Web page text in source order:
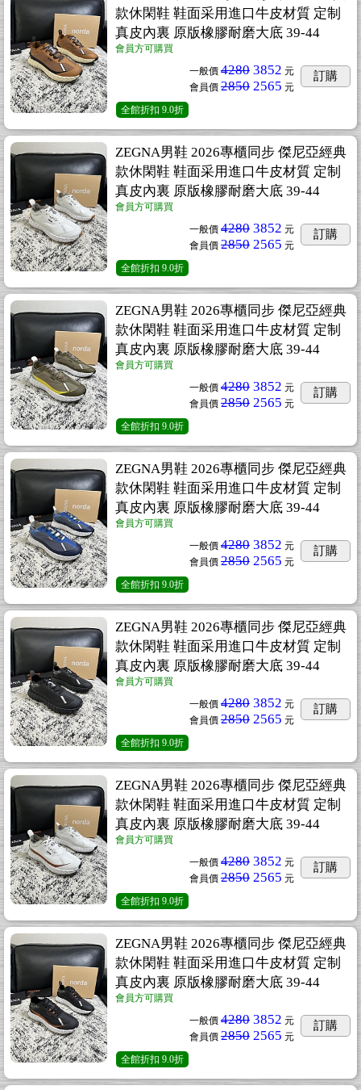
款休閑鞋 鞋面采用進口牛皮材質 定制
真皮內裏 原版橡膠耐磨大底 39-44
會員方可購買
一般價 4280 3852 元
會員價 2850 2565 元
訂購
全館折扣 9.0折
ZEGNA男鞋 2026專櫃同步 傑尼亞經典
款休閑鞋 鞋面采用進口牛皮材質 定制
真皮內裏 原版橡膠耐磨大底 39-44
會員方可購買
一般價 4280 3852 元
會員價 2850 2565 元
訂購
全館折扣 9.0折
ZEGNA男鞋 2026專櫃同步 傑尼亞經典
款休閑鞋 鞋面采用進口牛皮材質 定制
真皮內裏 原版橡膠耐磨大底 39-44
會員方可購買
一般價 4280 3852 元
會員價 2850 2565 元
訂購
全館折扣 9.0折
ZEGNA男鞋 2026專櫃同步 傑尼亞經典
款休閑鞋 鞋面采用進口牛皮材質 定制
真皮內裏 原版橡膠耐磨大底 39-44
會員方可購買
一般價 4280 3852 元
會員價 2850 2565 元
訂購
全館折扣 9.0折
ZEGNA男鞋 2026專櫃同步 傑尼亞經典
款休閑鞋 鞋面采用進口牛皮材質 定制
真皮內裏 原版橡膠耐磨大底 39-44
會員方可購買
一般價 4280 3852 元
會員價 2850 2565 元
訂購
全館折扣 9.0折
ZEGNA男鞋 2026專櫃同步 傑尼亞經典
款休閑鞋 鞋面采用進口牛皮材質 定制
真皮內裏 原版橡膠耐磨大底 39-44
會員方可購買
一般價 4280 3852 元
會員價 2850 2565 元
訂購
全館折扣 9.0折
ZEGNA男鞋 2026專櫃同步 傑尼亞經典
款休閑鞋 鞋面采用進口牛皮材質 定制
真皮內裏 原版橡膠耐磨大底 39-44
會員方可購買
一般價 4280 3852 元
會員價 2850 2565 元
訂購
全館折扣 9.0折